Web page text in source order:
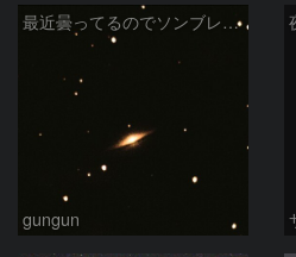
最近曇ってるのでソンブレロ銀河再編集
gungun